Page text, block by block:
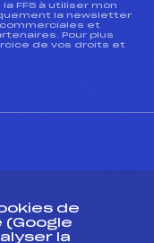
FFS à utiliser mon
la newsletter
commerciales et
Pour plus
de vos droits et
de
(Google
la